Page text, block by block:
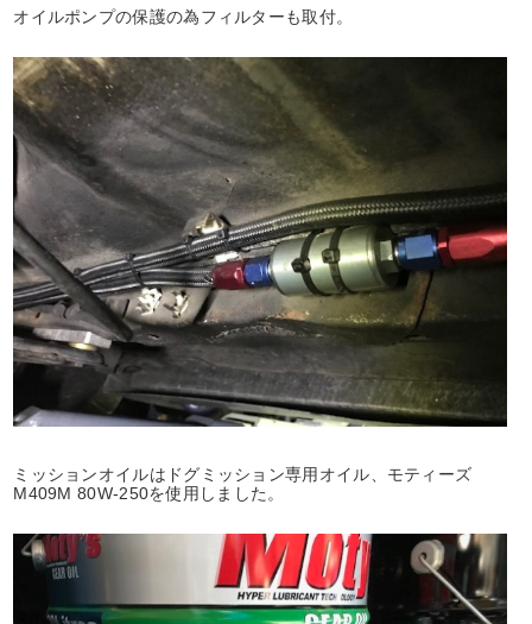
オイルポンプの保護の為フィルターも取付。
ミッションオイルはドグミッション専用オイル、モティーズ
M409M 80W-250を使用しました。